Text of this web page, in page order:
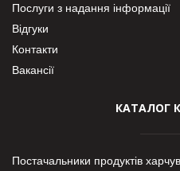
Послуги з надання інформації
Відгуки
Контакти
Вакансії
КАТАЛОГ
Постачальники продуктів